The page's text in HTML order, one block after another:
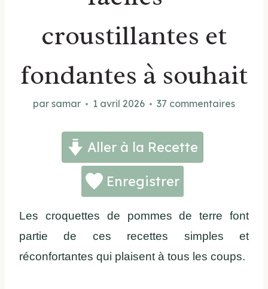
croustillantes et
fondantes à souhait
par samar 1 avril 2026 37 commentaires
Aller à la Recette
Enregistrer
Les croquettes de pommes de terre font
partie de ces recettes simples et
réconfortantes qui plaisent à tous les coups.